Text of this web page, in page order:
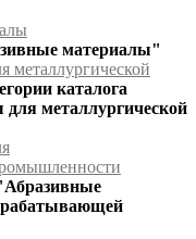
материалы"
металлургической
каталога
металлургической